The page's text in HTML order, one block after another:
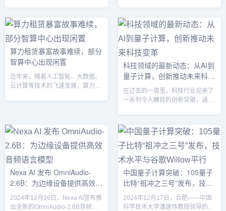
技术使数据中心的运行效率提升了
四倍，同时进一步降低了能耗和成
本，标志着 AWS 在云计算与人工
智能领域迈出了重要一步。
Trainium2：性能与效率双提升
Trainium2 是 AWS 自主研发的第
二代 AI 专用芯片，性能较上一代大
幅提升：性能提升：计算能力...
在人工智能和云计算领域的不断创
新，再一次通过这一全新的硬件产
品，进一步巩固了其在AI技术上的
领导地位。Trainum3芯片是继第一
代和第二代Trainum芯片之后的全
新升级，专为AI模型的训练任务优
化设计，旨在为大规模机器学习任
算力租赁暴富故事难续，部分
智算中心出现闲置
近年来，随着人工智能、大数据、
云计算等技术的飞速发展，算力需
开始显现，曾经的“暴富故事”似乎
难以延续。分析认为，算力租赁行
业的前景仍充满不确定性，尽管其
长期潜力不容忽视，但短期内面临
诸多挑战。算力租赁的快速崛起：
暴富故事的背后2020年至2022
年，全球范围内的算力需求呈现爆
发式...
科技领域的最新动态：从AI到
量子计算，创新推动未来科技
变革
在过去的一周里，科技行业迎来了
一系列令人瞩目的创新突破，涵盖
着全球科技公司不断加大研发投
入，技术进步正在改变各行各业的
面貌，塑造未来的科技生态。本文
将深入剖析这些热点新闻，探讨它
们可能带来的影响与挑战。1.
OpenAI推出GPT-5：人工智能迈向
新高峰OpenAI在其最新的产品发
新一代的大型语言模型被誉为...
Nexa AI 发布 OmniAudio-
2.6B：为边缘设备提供高效音
频语言模型
2024年12月16日，Nexa AI宣布推
出全新的OmniAudio-2.6B音频语
中国量子计算突破：105量子
比特“祖冲之三号”发布，技术
水平与谷歌Willow平行
2024年12月17日，合肥——中国
科学技术大学潘建伟教授领导的研